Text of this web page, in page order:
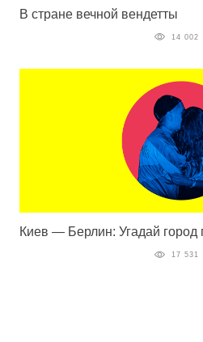
В стране вечной вендетты
14 002
Киев — Берлин: Угадай город
17 531